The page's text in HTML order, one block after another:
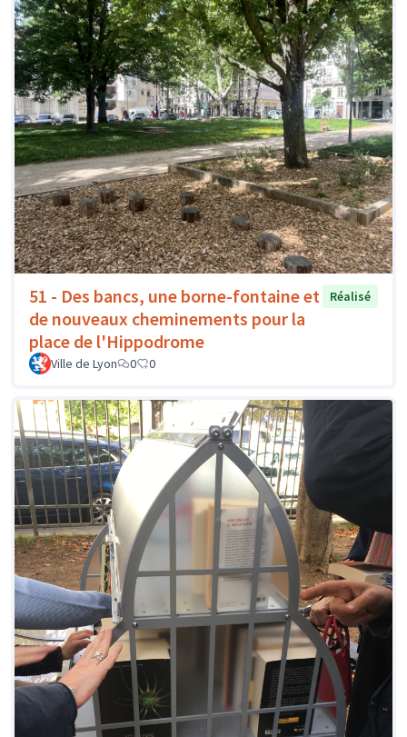
51 - Des bancs, une borne-fontaine et
de nouveaux cheminements pour la
place de l'Hippodrome
Réalisé
Ville de Lyon 0 0